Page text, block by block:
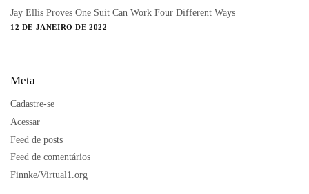
Jay Ellis Proves One Suit Can Work Four Different Ways
12 DE JANEIRO DE 2022
Meta
Cadastre-se
Acessar
Feed de posts
Feed de comentários
Finnke/Virtual1.org